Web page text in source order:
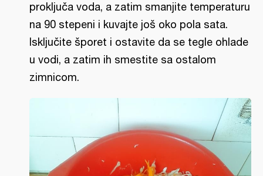
proključa voda, a zatim smanjite temperaturu
na 90 stepeni i kuvajte još oko pola sata.
Isključite šporet i ostavite da se tegle ohlade
u vodi, a zatim ih smestite sa ostalom
zimnicom.